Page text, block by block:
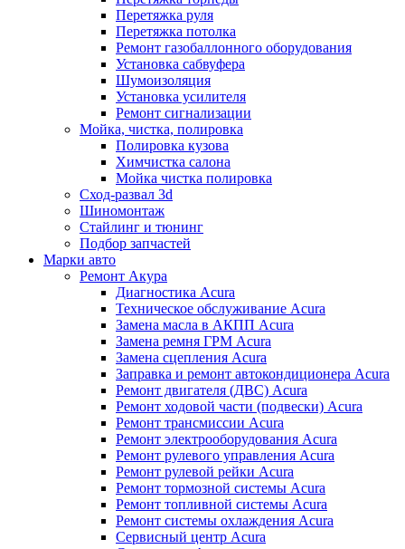
Перетяжка руля
Перетяжка потолка
Ремонт газобаллонного оборудования
Установка сабвуфера
Шумоизоляция
Установка усилителя
Ремонт сигнализации
Мойка, чистка, полировка
Полировка кузова
Химчистка салона
Мойка чистка полировка
Сход-развал 3d
Шиномонтаж
Стайлинг и тюнинг
Подбор запчастей
Марки авто
Ремонт Акура
Диагностика Acura
Техническое обслуживание Acura
Замена масла в АКПП Acura
Замена ремня ГРМ Acura
Замена сцепления Acura
Заправка и ремонт автокондиционера Acura
Ремонт двигателя (ДВС) Acura
Ремонт ходовой части (подвески) Acura
Ремонт трансмиссии Acura
Ремонт электрооборудования Acura
Ремонт рулевого управления Acura
Ремонт рулевой рейки Acura
Ремонт тормозной системы Acura
Ремонт топливной системы Acura
Ремонт системы охлаждения Acura
Сервисный центр Acura